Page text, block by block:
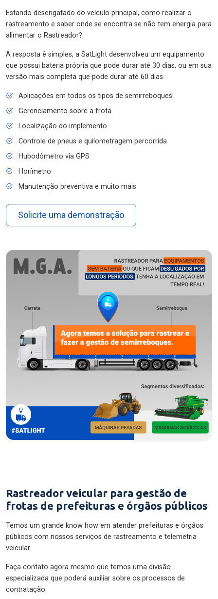
Estando desengatado do veículo principal, como realizar o
rastreamento e saber onde se encontra se não tem energia para
alimentar o Rastreador?
A resposta é simples, a SatLight desenvolveu um equipamento
que possui bateria própria que pode durar até 30 dias, ou em sua
versão mais completa que pode durar até 60 dias.
Aplicações em todos os tipos de semirreboques
Gerenciamento sobre a frota
Localização do implemento
Controle de pneus e quilometragem percorrida
Hubodômetro via GPS
Horímetro
Manutenção preventiva e muito mais
Solicite uma demonstração
Rastreador veicular para gestão de
frotas de prefeituras e órgãos públicos
Temos um grande know how em atender prefeituras e órgãos
públicos com nossos serviços de rastreamento e telemetria
veicular.
Faça contato agora mesmo que temos uma divisão
especializada que poderá auxiliar sobre os processos de
contratação.